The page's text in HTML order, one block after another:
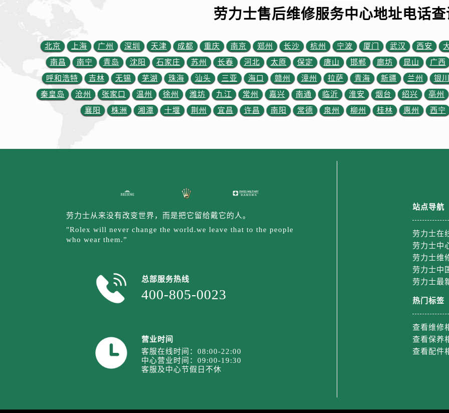
山西省吕梁市离石区永宁中路与建设街交叉口劳力士售后服务中心（需提前预约）
山西省阳泉市郊区平阳东街与新城大道交叉口劳力士售后服务中心（需提前预约）
山西省运城市盐湖区河东街劳力士售后服务中心（需提前预约）
山西省长治市潞州区英雄中路劳力士售后服务中心（需提前预约）
山西省太原市迎泽区迎泽街道解放路15号亨得利名表维修授权店3楼劳力士售后服务中心（需提前预
天津市和平区赤峰道136号天津国际金融中心26层2603室劳力士售后服务中心（需提前预约）
安徽省亳州市谯城区魏武大道劳力士售后服务中心（需提前预约）
安徽省阜阳市颍州区颍州北路劳力士售后服务中心（需提前预约）
安徽省淮南市田家庵区国庆中路劳力士售后服务中心（需提前预约）
安徽省黄山市屯溪区黄山西路劳力士售后服务中心（需提前预约）
安徽省宿州市埇桥区人民中路劳力士售后服务中心（需提前预约）
安徽省铜陵市铜官区石城大道劳力士售后服务中心（需提前预约）
安徽省芜湖市镜湖区中山路步行街劳力士售后服务中心（需提前预约）
福建省南平市建阳区人民西路劳力士售后服务中心（需提前预约）
福建省宁德市蕉城区天湖东路劳力士售后服务中心（需提前预约）
福建省莆田市城厢区霞林街道荔华东大道劳力士售后服务中心（需提前预约）
劳力士售后维修服务中心地址电话查
北京 上海 广州 深圳 天津 成都 重庆 南京 郑州 长沙 杭州 宁波 厦门 武汉 西安
南昌
南宁 青岛 沈阳 石家庄 苏州 长春 河北 太原 保定 唐山 邯郸 廊坊 昆山
广西
呼和浩特
吉林 无锡 芜湖 珠海 汕头 三亚 海口 赣州 漳州 拉萨 青海 新疆 兰州
银
秦皇岛
沧州 张家口 温州 徐州 潍坊 九江 常州 嘉兴 南通 临沂 淮安 烟台 绍兴
亳州
襄阳
株洲 湘潭 十堰 荆州 宜昌 许昌 南阳 常德 泉州 柳州 桂林 惠州 西宁
劳力士从来没有改变世界，而是把它留给戴它的人。
"Rolex will never change the world.we leave that to the people
who wear them.”
总部服务热线
400-805-0023
营业时间
客服在线时间：08:00-22:00
中心营业时间：09:00-19:30
客服及中心节假日不休
站点导航
劳力士在
劳力士中
劳力士维
劳力士中
劳力士最
热门标签
查看维修
查看保养
查看配件